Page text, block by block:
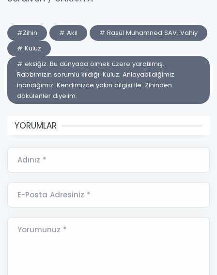
#Zihin # Akıl
# Rasül Muhamned SAV. Vahiy
# Kuluz
# eksiğiz. Bu dünyada ölmek üzere yaratılmış.
Rabbimizin sorumlu kıldığı. Kuluz. Anlayabildiğimiz
inandığımız. Kendimizce yakın bilgisi ile. Zihinden
dökülenler diyelim.
YORUMLAR
Adınız *
E-Posta Adresiniz *
Yorumunuz *